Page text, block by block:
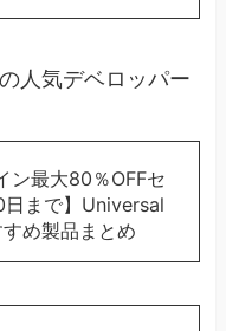
人気デベロッパー
ン最大80％OFFセ
まで】Universal
め製品まとめ